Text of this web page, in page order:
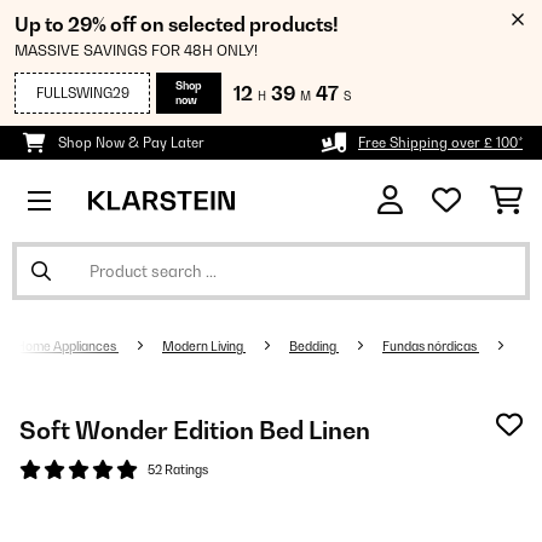
Up to 29% off on selected products!
MASSIVE SAVINGS FOR 48H ONLY!
FULLSWING29
Shop
now
12 H 39 M 47 S
Shop Now & Pay Later Free Shipping over £ 100*
Home Appliances Modern Living Bedding Fundas nórdicas
Soft Wonder Edition Bed Linen
52 Ratings